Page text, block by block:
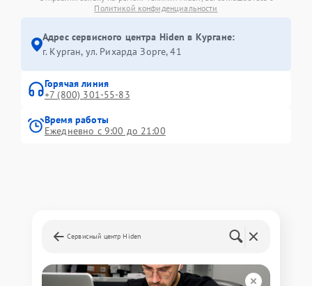
Политикой конфиденциальности
Адрес сервисного центра Hiden в Кургане:
г. Курган, ул. Рихарда Зорге, 41
Горячая линия
+7 (800) 301-55-83
Время работы
Ежедневно с 9:00 до 21:00
Сервисный центр Hiden